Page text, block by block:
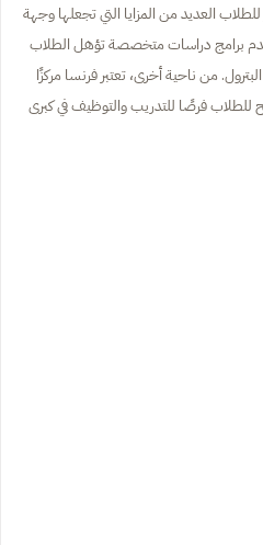
العديد من المزايا التي تجعلها وجهة
برامج دراسات متخصصة تؤهل الطلاب
من ناحية أخرى، تعتبر فرنسا مركزًا
للطلاب فرصًا للتدريب والتوظيف في كبرى